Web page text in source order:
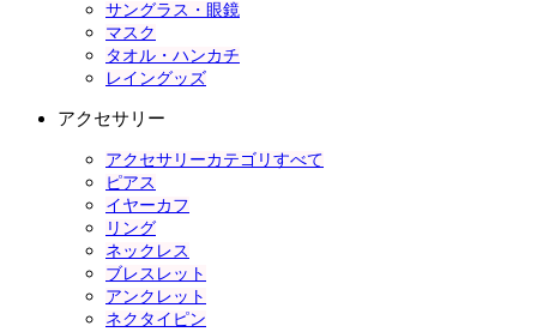
サングラス・眼鏡
マスク
タオル・ハンカチ
レイングッズ
アクセサリー
アクセサリーカテゴリすべて
ピアス
イヤーカフ
リング
ネックレス
ブレスレット
アンクレット
ネクタイピン